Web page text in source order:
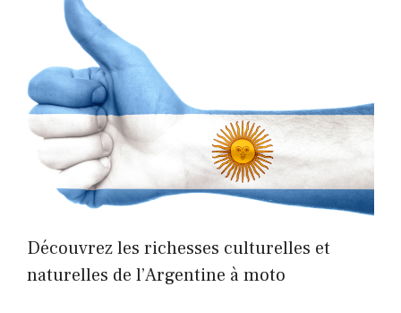
Découvrez les richesses culturelles et
naturelles de l’Argentine à moto